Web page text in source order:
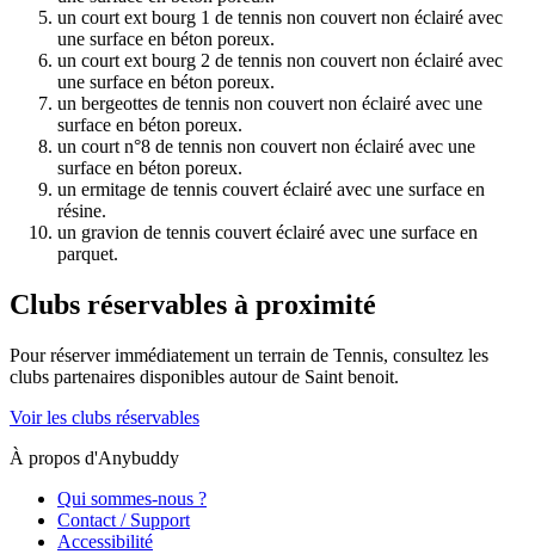
un court ext bourg 1 de tennis non couvert non éclairé avec
une surface en béton poreux.
un court ext bourg 2 de tennis non couvert non éclairé avec
une surface en béton poreux.
un bergeottes de tennis non couvert non éclairé avec une
surface en béton poreux.
un court n°8 de tennis non couvert non éclairé avec une
surface en béton poreux.
un ermitage de tennis couvert éclairé avec une surface en
résine.
un gravion de tennis couvert éclairé avec une surface en
parquet.
Clubs réservables à proximité
Pour réserver immédiatement un terrain de Tennis, consultez les
clubs partenaires disponibles autour de Saint benoit.
Voir les clubs réservables
À propos d'Anybuddy
Qui sommes-nous ?
Contact / Support
Accessibilité